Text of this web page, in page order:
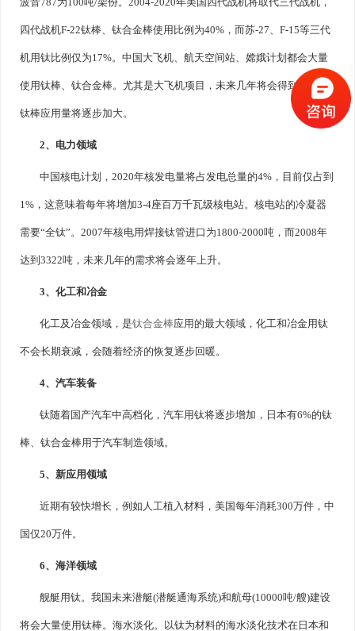
波音787为100吨/架份。2004-2020年美国四代战机将取代三代战机，
四代战机F-22钛棒、钛合金棒使用比例为40%，而苏-27、F-15等三代
机用钛比例仅为17%。中国大飞机、航天空间站、嫦娥计划都会大量
使用钛棒、钛合金棒。尤其是大飞机项目，未来几年将会得到实施，
钛棒应用量将逐步加大。
2、电力领域
中国核电计划，2020年核发电量将占发电总量的4%，目前仅占到
1%，这意味着每年将增加3-4座百万千瓦级核电站。核电站的冷凝器
需要“全钛”。2007年核电用焊接钛管进口为1800-2000吨，而2008年
达到3322吨，未来几年的需求将会逐年上升。
3、化工和冶金
化工及冶金领域，是钛合金棒应用的最大领域，化工和冶金用钛
不会长期衰减，会随着经济的恢复逐步回暖。
4、汽车装备
钛随着国产汽车中高档化，汽车用钛将逐步增加，日本有6%的钛
棒、钛合金棒用于汽车制造领域。
5、新应用领域
近期有较快增长，例如人工植入材料，美国每年消耗300万件，中
国仅20万件。
6、海洋领域
舰艇用钛。我国未来潜艇(潜艇通海系统)和航母(10000吨/艘)建设
将会大量使用钛棒。海水淡化。以钛为材料的海水淡化技术在日本和